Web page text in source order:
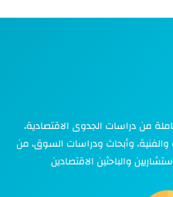
من دراسات الجدوى الاقتصادية،
والفنية، وأبحاث ودراسات السوق، من
والباحثين الاقتصادين